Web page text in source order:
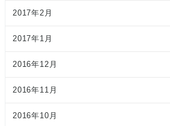
2017年2月
2017年1月
2016年12月
2016年11月
2016年10月